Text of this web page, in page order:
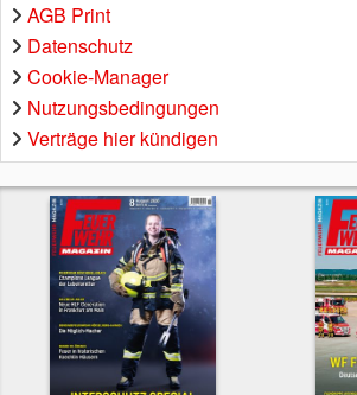
AGB Print
Datenschutz
Cookie-Manager
Nutzungsbedingungen
Verträge hier kündigen